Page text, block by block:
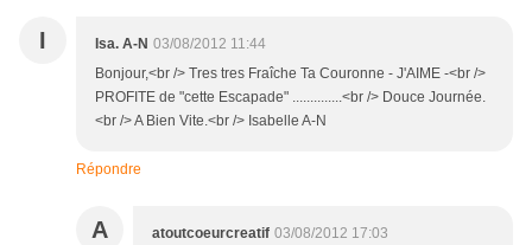
I Isa. A-N 03/08/2012 11:44
Bonjour,<br /> Tres tres Fraîche Ta Couronne - J'AIME -<br />
PROFITE de "cette Escapade" ..............<br /> Douce Journée.
<br /> A Bien Vite.<br /> Isabelle A-N
Répondre
A atoutcoeurcreatif 03/08/2012 17:03